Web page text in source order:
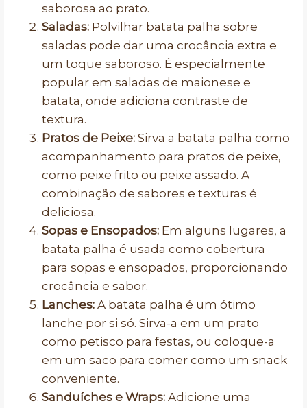
saborosa ao prato.
Saladas: Polvilhar batata palha sobre
saladas pode dar uma crocância extra e
um toque saboroso. É especialmente
popular em saladas de maionese e
batata, onde adiciona contraste de
textura.
Pratos de Peixe: Sirva a batata palha como
acompanhamento para pratos de peixe,
como peixe frito ou peixe assado. A
combinação de sabores e texturas é
deliciosa.
Sopas e Ensopados: Em alguns lugares, a
batata palha é usada como cobertura
para sopas e ensopados, proporcionando
crocância e sabor.
Lanches: A batata palha é um ótimo
lanche por si só. Sirva-a em um prato
como petisco para festas, ou coloque-a
em um saco para comer como um snack
conveniente.
Sanduíches e Wraps: Adicione uma